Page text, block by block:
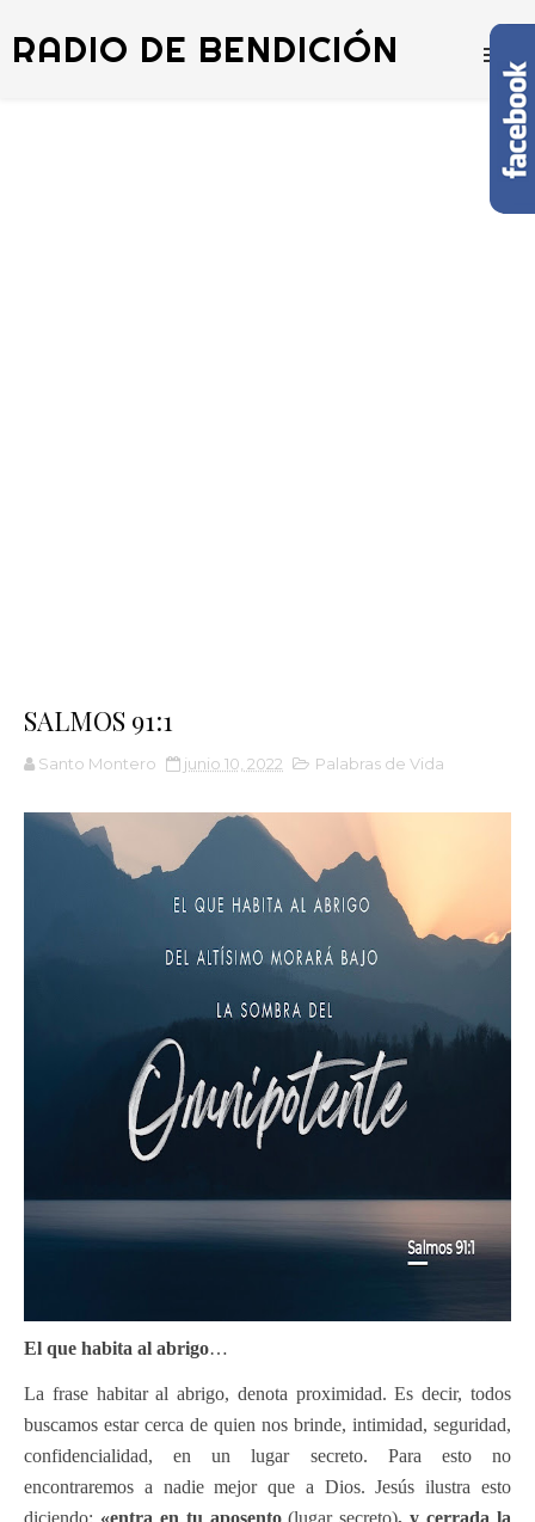
RADIO DE BENDICIÓN
SALMOS 91:1
Santo Montero junio 10, 2022 Palabras de Vida
El que habita al abrigo…
La frase habitar al abrigo, denota proximidad. Es decir, todos
buscamos estar cerca de quien nos brinde, intimidad, seguridad,
confidencialidad, en un lugar secreto. Para esto no
encontraremos a nadie mejor que a Dios. Jesús ilustra esto
diciendo: «entra en tu aposento(lugar secreto), y cerrada la